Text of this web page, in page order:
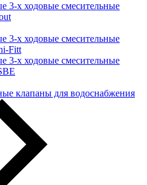
3-х ходовые смесительные
3-х ходовые смесительные
Fitt
3-х ходовые смесительные
клапаны для водоснабжения